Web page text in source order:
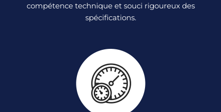
compétence technique et souci rigoureux des
spécifications.